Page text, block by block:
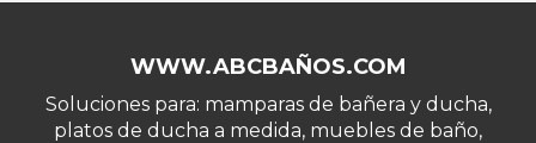
WWW.ABCBAÑOS.COM
Soluciones para: mamparas de bañera y ducha,
platos de ducha a medida, muebles de baño,